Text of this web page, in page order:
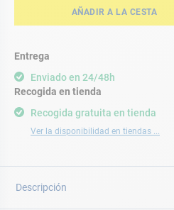
AÑADIR A LA CESTA
Entrega
Enviado en 24/48h
Recogida gratuita en tienda
Ver la disponibilidad en tiendas ...
Recogida en tienda
Descripción